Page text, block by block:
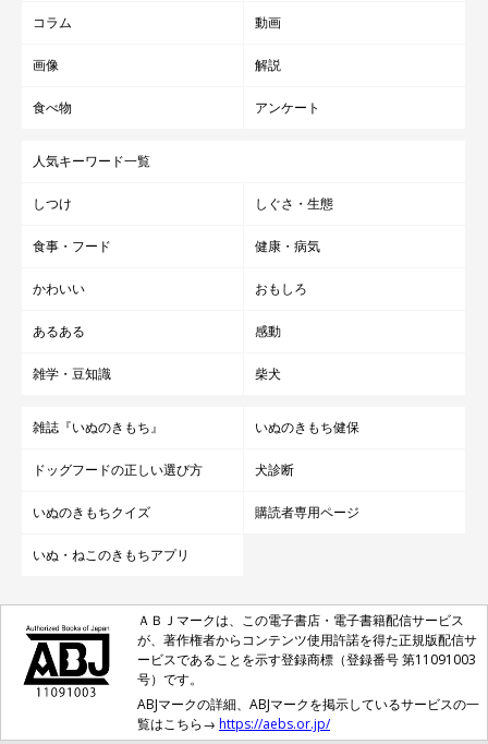
コラム 動画
画像 解説
食べ物 アンケート
人気キーワード一覧
しつけ しぐさ・生態
食事・フード 健康・病気
かわいい おもしろ
あるある 感動
雑学・豆知識 柴犬
雑誌『いぬのきもち』 いぬのきもち健保
ドッグフードの正しい選び方 犬診断
いぬのきもちクイズ 購読者専用ページ
いぬ・ねこのきもちアプリ
ＡＢＪマークは、この電子書店・電子書籍配信サービス
が、著作権者からコンテンツ使用許諾を得た正規版配信サ
ービスであることを示す登録商標（登録番号 第11091003
号）です。
ABJマークの詳細、ABJマークを掲示しているサービスの一
覧はこちら→ https://aebs.or.jp/